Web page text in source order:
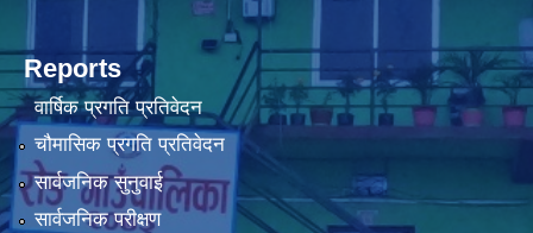
Reports
वार्षिक प्रगति प्रतिवेदन
चौमासिक प्रगति प्रतिवेदन
सार्वजनिक सुनुवाई
सार्वजनिक परीक्षण